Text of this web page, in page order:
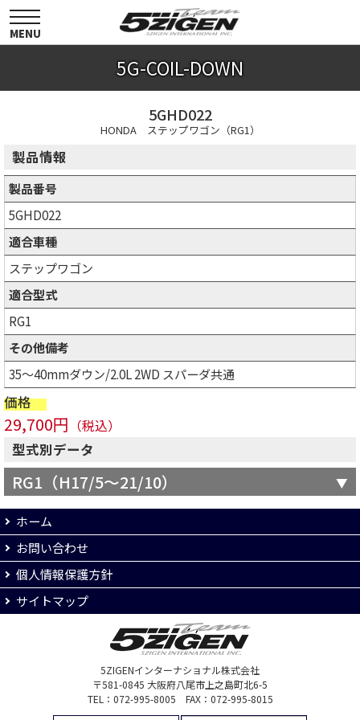
toggle
navigation
MENU
5G-COIL-DOWN
5GHD022
HONDA ステップワゴン（RG1）
製品情報
製品番号
5GHD022
適合車種
ステップワゴン
適合型式
RG1
その他備考
35～40mmダウン/2.0L 2WD スパーダ共通
価格
29,700円 （税込）
型式別データ
RG1（H17/5～21/10）
ホーム
お問い合わせ
個人情報保護方針
サイトマップ
5ZIGENインターナショナル株式会社
〒581-0845 大阪府八尾市上之島町北6-5
TEL：072-995-8005 FAX：072-995-8015